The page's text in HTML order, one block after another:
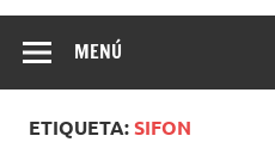
Espeleología Caving
Turtziotz -Trucios
Leize,
MENÚ
ETIQUETA:SIFON